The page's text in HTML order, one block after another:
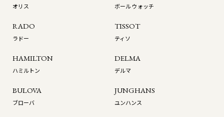
オリス ボール ウォッチ
RADO
ラドー
TISSOT
ティソ
HAMILTON
ハミルトン
DELMA
デルマ
BULOVA
ブローバ
JUNGHANS
ユンハンス